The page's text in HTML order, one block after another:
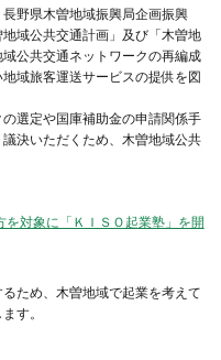
野県木曽地域振興局企画振興
域公共交通計画」及び「木曽地
公共交通ネットワークの再編成
域旅客運送サービスの提供を図
選定や国庫補助金の申請関係手
決いただくため、木曽地域公共
対象に「ＫＩＳＯ起業塾」を開
ため、木曽地域で起業を考えて
す。